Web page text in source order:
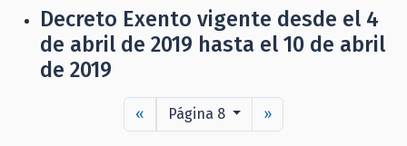
Decreto Exento vigente desde el 4
de abril de 2019 hasta el 10 de abril
de 2019
« Página 8 »